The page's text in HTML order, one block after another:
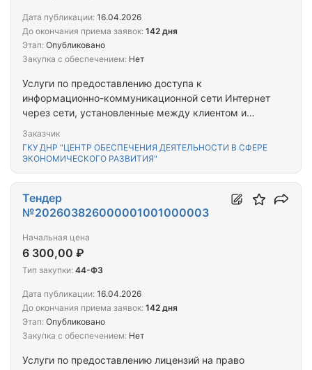
Услуги по предоставлению доступа к
информационно-коммуникационной сети Интернет
через сети, установленные между клиентом и
коммуникационной сети Интернет, не
принадлежащие провайдеру услуг
информационно-коммуникационной сети Интернет
или не находящиеся под его контролем, такие как
доступ к информационно-коммуникационной сети
Интернет по телефонной линии и т.д.; Услуги по
коммуникационной сети Интернет по проводным
сетям; Услуги связи по предоставлению каналов
связи; Шины и покрышки пневматические для
легковых автомобилей новые; Работы по монтажу
систем пожарной сигнализации и охранной
сигнализации; Услуги по предоставлению
программного обеспечения без его размещения на
по профессиональному обучению прочие; Прочие
Заказчик
ГКУ ДНР "ЦЕНТР ОБЕСПЕЧЕНИЯ ДЕЯТЕЛЬНОСТИ В СФЕРЕ
ЭКОНОМИЧЕСКОГО РАЗВИТИЯ"
Дата публикации: 16.04.2026
До окончания приема заявок: 142 дня
Этап: Опубликовано
Закупка с обеспечением: Нет
Услуги по предоставлению лицензий на право
Тендер
№202603826000001001000003
Начальная цена
6 300,00 ₽
Тип закупки: 44-ФЗ
Дата публикации: 16.04.2026
До окончания приема заявок: 142 дня
Этап: Опубликовано
Закупка с обеспечением: Нет